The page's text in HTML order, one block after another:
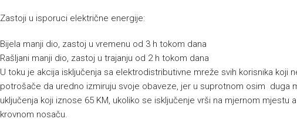
Zastoji u isporuci električne energije:
Bijela manji dio, zastoj u vremenu od 3 h tokom dana
Rašljani manji dio, zastoj u trajanju od 2 h tokom dana
U toku je akcija isključenja sa elektrodistributivne mreže svih korisnika koji
potrošače da uredno izmiruju svoje obaveze, jer u suprotnom osim duga
uključenja koji iznose 65 KM, ukoliko se isključenje vrši na mjernom mjestu
krovnom nosaču.